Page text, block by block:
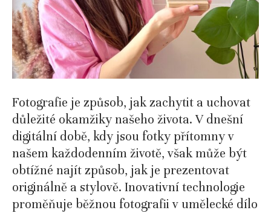
Fotografie je způsob, jak zachytit a uchovat
důležité okamžiky našeho života. V dnešní
digitální době, kdy jsou fotky přítomny v
našem každodenním životě, však může být
obtížné najít způsob, jak je prezentovat
originálně a stylově. Inovativní technologie
proměňuje běžnou fotografii v umělecké dílo